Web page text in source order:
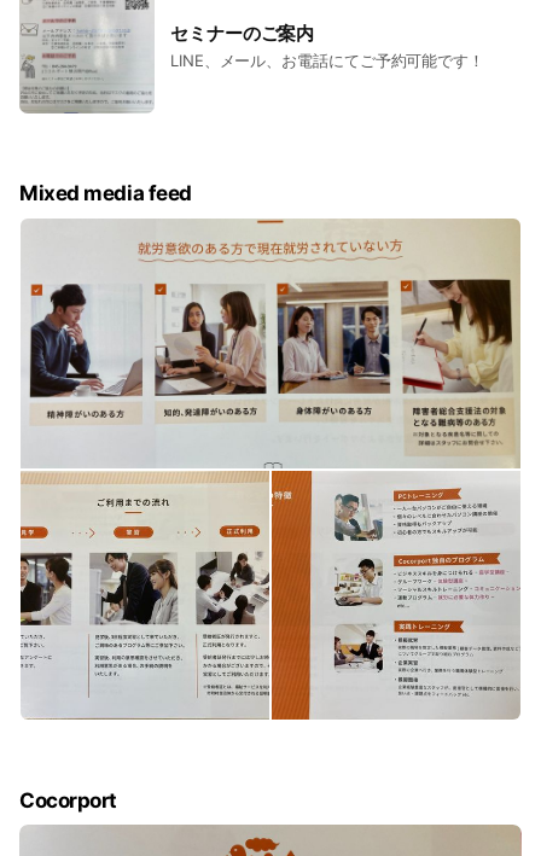
セミナーのご案内
LINE、メール、お電話にてご予約可能です！
Mixed media feed
Cocorport